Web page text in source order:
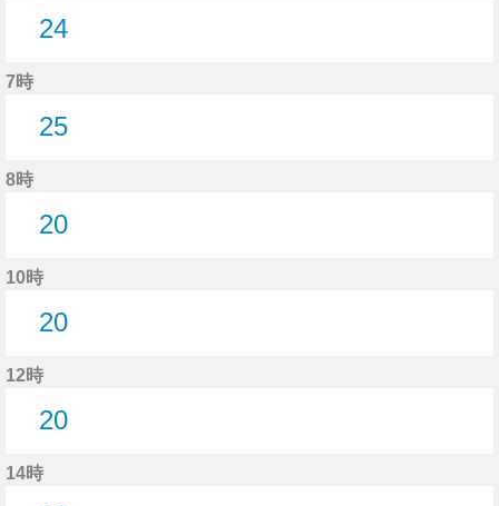
24
7時
25
8時
20
10時
20
12時
20
14時